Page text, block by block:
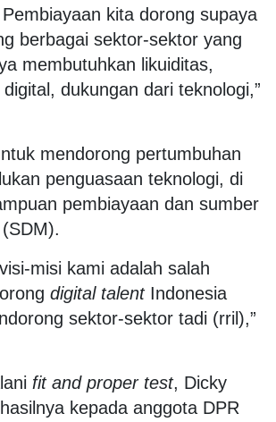
kita dorong supaya
berbagai sektor-sektor yang
membutuhkan likuiditas,
dukungan dari teknologi,”
mendorong pertumbuhan
penguasaan teknologi, di
pembiayaan dan sumber
misi kami adalah salah
digital talentIndonesia
sektor-sektor tadi (rril),”
fit and proper test, Dicky
kepada anggota DPR